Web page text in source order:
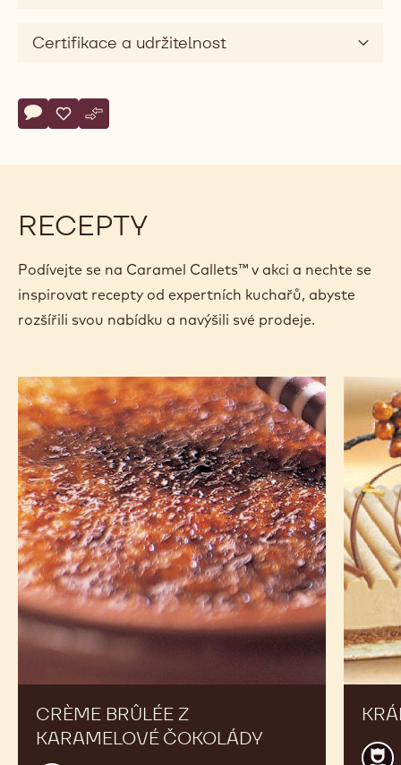
Certifikace a udržitelnost
Actions
Napsat komentář
- Caramel Callets™
Uložit
- Caramel Callets™
Srovnat
- Caramel Callets™
RECEPTY
Podívejte se na Caramel Callets™ v akci a nechte se
inspirovat recepty od expertních kuchařů, abyste
rozšířili svou nabídku a navýšili své prodeje.
CRÈME BRÛLÉE Z
KARAMELOVÉ ČOKOLÁDY
Crème
brûlée
z
karamelové
čokolády
karamel